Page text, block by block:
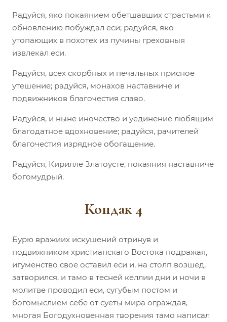
Радуйся, яко покаянием обетшавших страстьми к
обновлению побуждал еси; радуйся, яко
утопающих в похотех из пучины греховныя
извлекал еси.
Радуйся, всех скорбных и печальных присное
утешение; радуйся, монахов наставниче и
подвижников благочестия славо.
Радуйся, и ныне иночество и уединение любящим
благодатное вдохновение; радуйся, рачителей
благочестия изрядное обогащение.
Радуйся, Кирилле Златоусте, покаяния наставниче
богомудрый.
Кондак 4
Бурю вражиих искушений отринув и
подвижником христианскаго Востока подражая,
игуменство свое оставил еси и, на столп возшед,
затворился, и тамо в тесней келлии дни и ночи в
молитве проводил еси, сугубым постом и
богомыслием себе от суеты мира ограждая,
многая Богодухновенная творения тамо написал